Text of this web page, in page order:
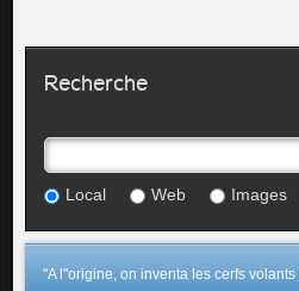
Recherche
Local Web Images
"A l"origine, on inventa les cerfs